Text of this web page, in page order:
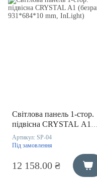
Світлова панель 1-стор.
підвісна CRYSTAL A1
(безрам., 931*684*10 mm,
InLight)
Артикул: SP-04
Під замовлення
12 158.00 ₴